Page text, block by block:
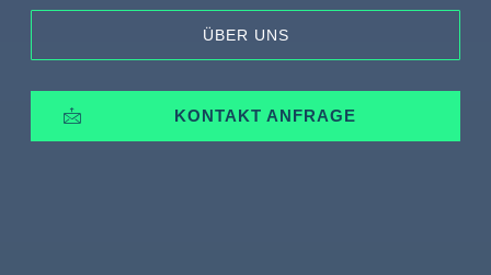
ÜBER UNS
KONTAKT ANFRAGE